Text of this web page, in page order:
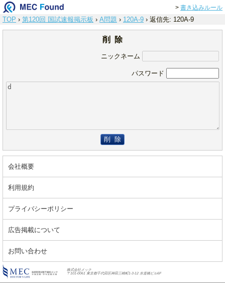
> 書き込みルール
TOP › 第120回 国試速報掲示板 › A問題 › 120A-9 › 返信先: 120A-9
削 除
ニックネーム
パスワード
削 除
会社概要
利用規約
プライバシーポリシー
広告掲載について
お問い合わせ
株式会社メック
〒101-0061 東京都千代田区神田三崎町1-3-12 水道橋ビル6F